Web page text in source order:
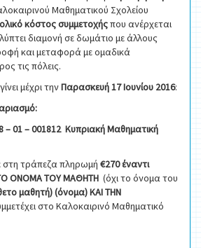
Μαθηματικού Σχολείου
κόστος συμμετοχήςπου ανέρχεται
διαμονή σε δωμάτιο με άλλους
και μεταφορά με ομαδικά
τις πόλεις.
μέχρι τηνΠαρασκευή 17Ιουνίου 2016:
– 01 – 001812 Κυπριακή Μαθηματική
τράπεζα πληρωμή €270έναντι
ΟΝΟΜΑ ΤΟΥ ΜΑΘΗΤΗ (όχι το όνομα του
μαθητή) (όνομα) ΚΑΙ ΤΗΝ
στο Καλοκαιρινό Μαθηματικό